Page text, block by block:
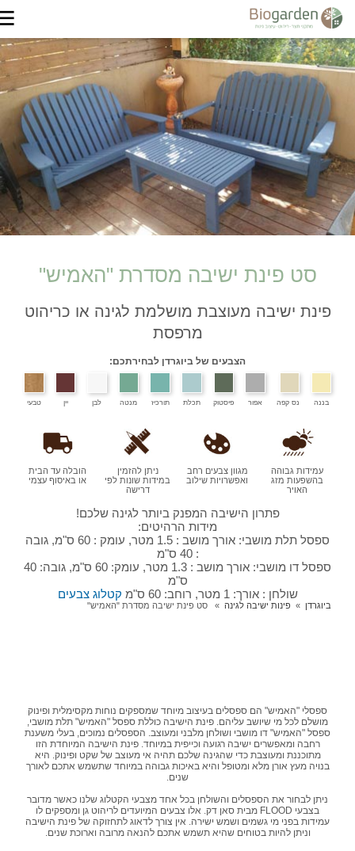
סט פינת ישיבה מסדרת "האמיש"
פינת ישיבה מעוצבת מושלמת לגינה או כריהוט
מרפסת
הצבעים של ביוגרדן לבחירתכם:
נס קפה אפור פיסטוק תכלת תורכיז מנטה
עמידות גבוהה
בהשפעות מזג
האויר
מגוון צבעים רחב
ואפשרויות שילוב
ניתן להזמין
במידות שונות לפי
דרישה
הובלה עד הבית
או באיסוף עצמי
פתרון הישיבה המפנק ביותר לגינה שלכם!
מידות הרהיטים:
ספסל תלת מושבי: אורך מושב : 1.5 מטר, עומק : 60 ס"מ, גובה
ספסל דו מושבי: אורך מושב : 1.3 מטר, עומק: 60 ס"מ, גובה: 40
ס"מ
שולחן : אורך: 1 מטר, רוחב: 60 ס"מ
קטלוג צבעים
ביוגרדן פינות ישיבה לגינה סט פינת ישיבה מסדרת "האמיש"
ספסלי "האמיש" הם ספסלים בעיצוב מיוחד שמספקים נוחות מקסימלית ופינוק
מושלם לכל מי שיושב עליהם. פינת הישיבה כוללת ספסל "האמיש" תלת מושבי,
ספסל "האמיש" דו מושבי ושולחן מלבני ומעוצב. הספסלים נמוכים, בעלי משענת
רחבה ומאפשרים ישיבה רגועה וכייפית במיוחד. פינת הישיבה המיוחדת הזו
מתוכננת ומעוצבת כדי שהגינה שלכם תהיה אי מעוצב של שקט ופינוק. היא
בנויה מעץ אורן מלא ומטופל והיא באיכות גבוהה במיוחד שתשמש אתכם לאורך
שנים.
ניתן לבחור את הספסלים והשולחן בכל אחד מצבעי הקטלוג שלנו כאשר מדובר
בצבעי FLOOD מבית סאן דק. אלו צבעים המיועדים לריהוט גן ומספקים לו
עמידות בפני מי גשמים ושמש ישירה. אין צורך לדאוג לתחזוקה של פינת הישיבה
וניתן להיות בטוחים שהיא תשמש אתכם להנאה מרובה וארוכת שנים.